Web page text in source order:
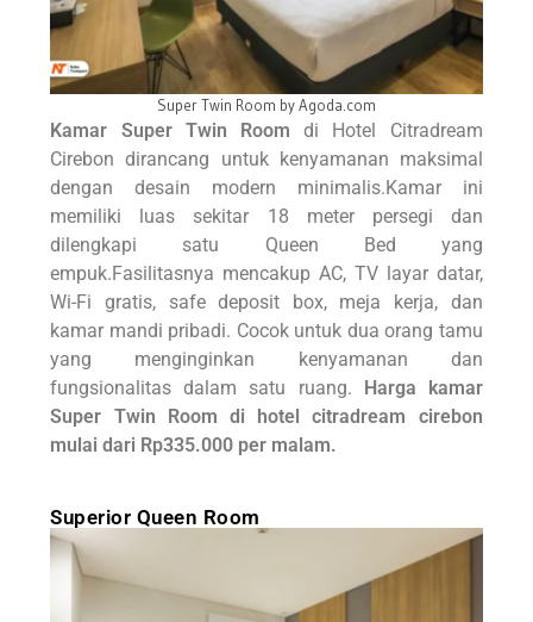
Super Twin Room by Agoda.com
Kamar Super Twin Room di Hotel Citradream
Cirebon dirancang untuk kenyamanan maksimal
dengan desain modern minimalis.Kamar ini
memiliki luas sekitar 18 meter persegi dan
dilengkapi satu Queen Bed yang
empuk.Fasilitasnya mencakup AC, TV layar datar,
Wi-Fi gratis, safe deposit box, meja kerja, dan
kamar mandi pribadi. Cocok untuk dua orang tamu
yang menginginkan kenyamanan dan
fungsionalitas dalam satu ruang. Harga kamar
Super Twin Room di hotel citradream cirebon
mulai dari Rp335.000 per malam.
Superior Queen Room